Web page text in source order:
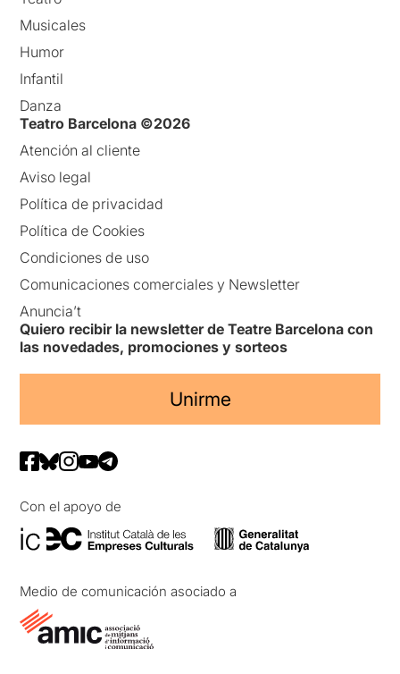
Musicales
Humor
Infantil
Danza
Teatro Barcelona ©2026
Atención al cliente
Aviso legal
Política de privacidad
Política de Cookies
Condiciones de uso
Comunicaciones comerciales y Newsletter
Anuncia’t
Quiero recibir la newsletter de Teatre Barcelona con
las novedades, promociones y sorteos
Unirme
Con el apoyo de
Medio de comunicación asociado a